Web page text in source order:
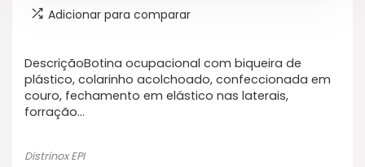
Adicionar para comparar
DescriçãoBotina ocupacional com biqueira de
plástico, colarinho acolchoado, confeccionada em
couro, fechamento em elástico nas laterais,
forração…
Distrinox EPI